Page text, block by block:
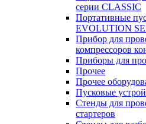
серии CLASSIC
Портативные
EVOLUTION
Прибор для
компрессоров
Приборы для
Прочее
Прочее
Пусковые
Стенды для
стартеров